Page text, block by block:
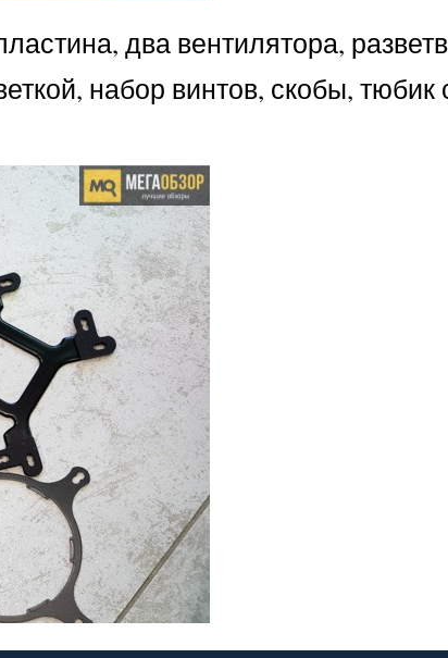
два вентилятора,
набор винтов, скобы, тюбик